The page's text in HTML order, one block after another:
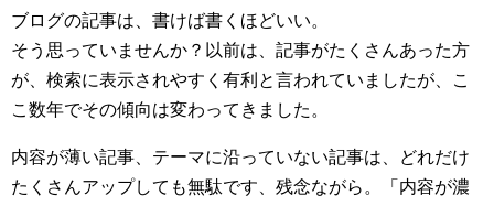
ブログの記事は、書けば書くほどいい。
そう思っていませんか？以前は、記事がたくさんあった方
が、検索に表示されやすく有利と言われていましたが、こ
こ数年でその傾向は変わってきました。
内容が薄い記事、テーマに沿っていない記事は、どれだけ
たくさんアップしても無駄です、残念ながら。「内容が濃